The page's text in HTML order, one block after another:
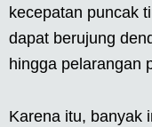
kecepatan puncak
dapat berujung
hingga pelarangan
Karena itu, banyak